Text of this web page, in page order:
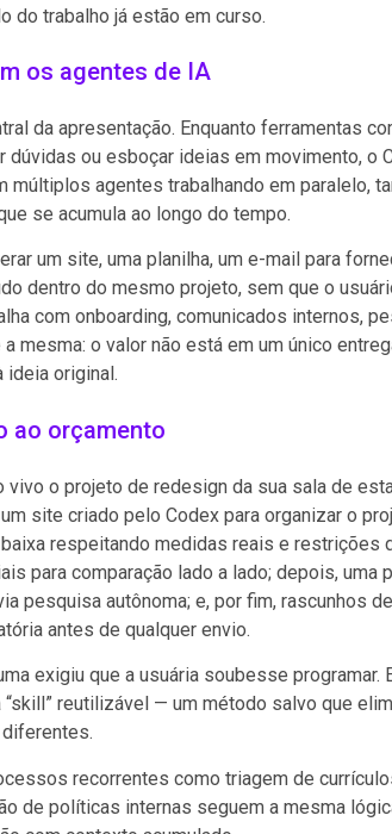
do trabalho já estão em curso.
os agentes de IA
da apresentação. Enquanto ferramentas
dúvidas ou esboçar ideias em movimento, o
agentes trabalhando em paralelo,
se acumula ao longo do tempo.
um site, uma planilha, um e-mail para
dentro do mesmo projeto, sem que o
com onboarding, comunicados internos,
mesma: o valor não está em um único
ideia original.
ao orçamento
o projeto de redesign da sua sala de
site criado pelo Codex para organizar o
respeitando medidas reais e restrições
para comparação lado a lado; depois, uma
pesquisa autônoma; e, por fim, rascunhos
antes de qualquer envio.
exigiu que a usuária soubesse programar.
reutilizável — um método salvo que
recorrentes como triagem de
de políticas internas seguem a mesma